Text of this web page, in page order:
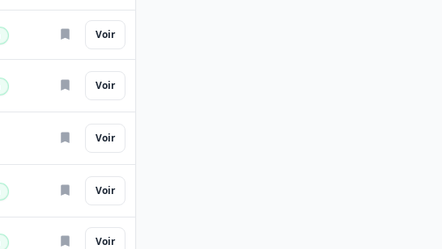
Voir
Voir
Voir
Voir
Voir